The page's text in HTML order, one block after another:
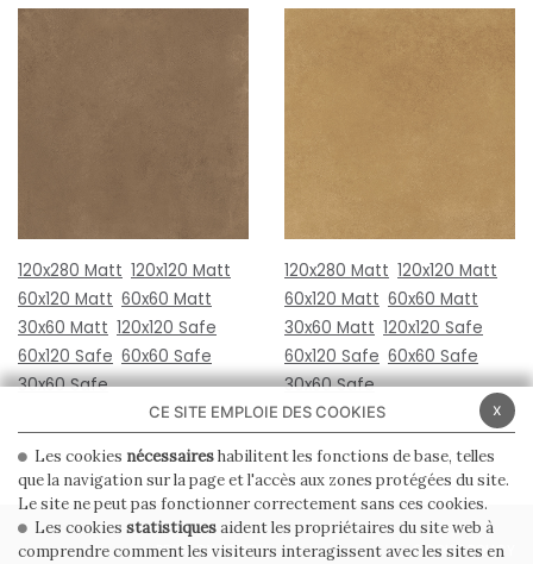
120x280 Matt 120x120 Matt
60x120 Matt 60x60 Matt
30x60 Matt 120x120 Safe
60x120 Safe 60x60 Safe
30x60 Safe
120x280 Matt 120x120 Matt
60x120 Matt 60x60 Matt
30x60 Matt 120x120 Safe
60x120 Safe 60x60 Safe
30x60 Safe
PRIVACY POLICY COOKIE POLICY
x
CE SITE EMPLOIE DES COOKIES
Les cookies nécessaireshabilitent les fonctions de base, telles
que la navigation sur la page et l'accès aux zones protégées du site.
Le site ne peut pas fonctionner correctement sans ces cookies.
Les cookies statistiquesaident les propriétaires du site web à
comprendre comment les visiteurs interagissent avec les sites en